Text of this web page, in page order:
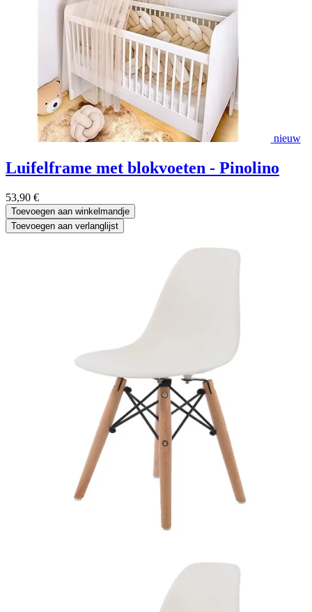
nieuw
Luifelframe met blokvoeten - Pinolino
53,90 €
Toevoegen aan winkelmandje
Toevoegen aan verlanglijst